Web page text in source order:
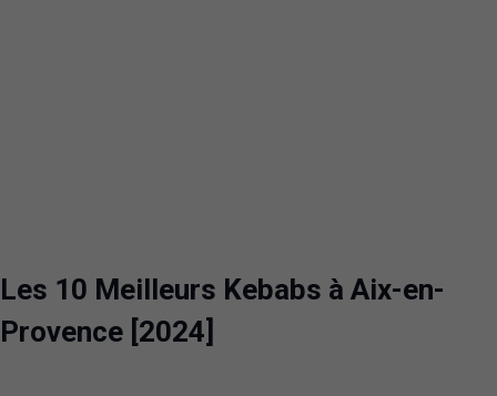
Les 10 Meilleurs Kebabs à Aix-en-
Provence [2024]